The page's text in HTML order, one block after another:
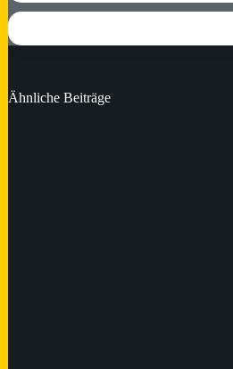
Ähnliche Beiträge